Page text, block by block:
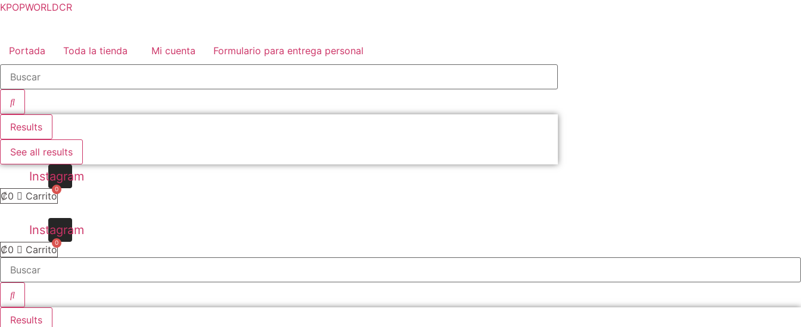
KPOPWORLDCR
Portada Toda la tienda Mi cuenta Formulario para entrega personal
Results
See all results
Instagram
₡0 Carrito
Instagram
₡0 Carrito
Results